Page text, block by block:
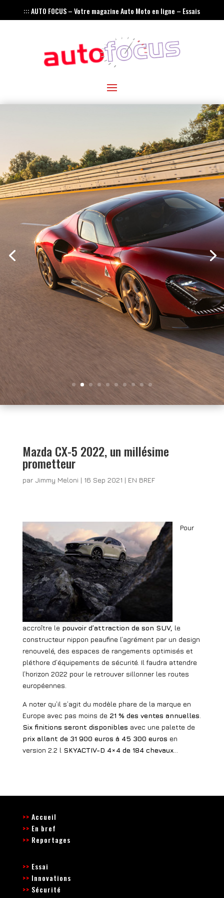
::: AUTO FOCUS – Votre magazine Auto Moto en ligne – Essais
– Actualités – Innovations – Rétro :::
Mazda CX-5 2022, un millésime
prometteur
par Jimmy Meloni | 16 Sep 2021 | EN BREF
Pour
accroître le pouvoir d’attraction de son SUV, le
constructeur nippon peaufine l’agrément par un design
renouvelé, des espaces de rangements optimisés et
pléthore d’équipements de sécurité. Il faudra attendre
l’horizon 2022 pour le retrouver sillonner les routes
européennes.
A noter qu’il s’agit du modèle phare de la marque en
Europe avec pas moins de21 % des ventes annuelles
Six finitions seront disponibles avec une palette de
prix allant de 31 900 euros à 45 300 euros en
version 2.2 l SKYACTIV-D 4×4 de 184 chevaux…
>> Accueil
>> En bref
>> Reportages
>> Essai
>> Innovations
>> Sécurité